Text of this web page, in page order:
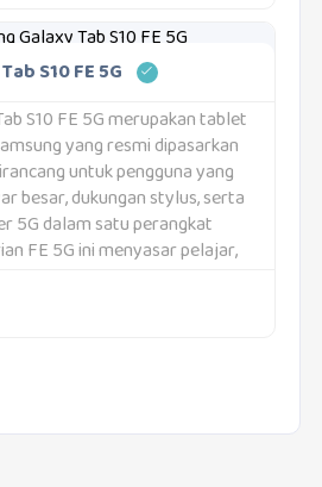
S10 FE 5G
S10 FE 5G merupakan tablet
yang resmi dipasarkan
untuk pengguna yang
besar, dukungan stylus, serta
5G dalam satu perangkat
FE 5G ini menyasar pelajar,
hingga pekerja lapangan
tablet produktivitas...